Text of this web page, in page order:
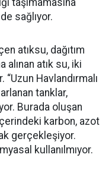
taşımamasına
sağlıyor.
atıksu, dağıtım
alınan atık su, iki
“Uzun Havlandırmalı
tanklar,
Burada oluşan
karbon, azot
gerçekleşiyor.
kullanılmıyor.